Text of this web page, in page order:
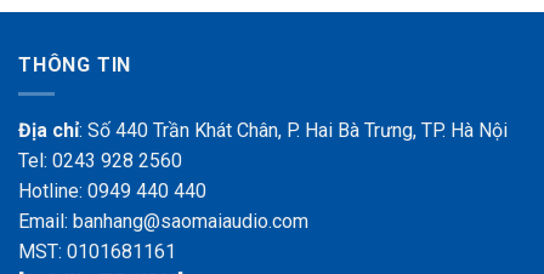
THÔNG TIN
Địa chỉ: Số 440 Trần Khát Chân, P. Hai Bà Trưng, TP. Hà Nội
Tel: 0243 928 2560
Hotline: 0949 440 440
Email: banhang@saomaiaudio.com
MST: 0101681161